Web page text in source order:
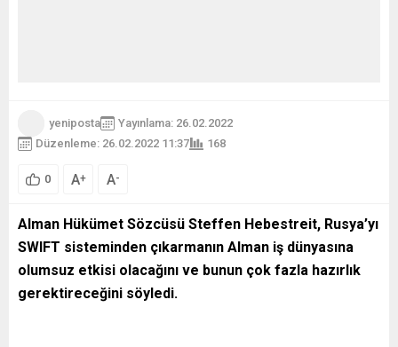
yeniposta
Yayınlama: 26.02.2022
Düzenleme: 26.02.2022 11:37
168
0 A+ A-
Alman Hükümet Sözcüsü Steffen Hebestreit, Rusya’yı
SWIFT sisteminden çıkarmanın Alman iş dünyasına
olumsuz etkisi olacağını ve bunun çok fazla hazırlık
gerektireceğini söyledi.